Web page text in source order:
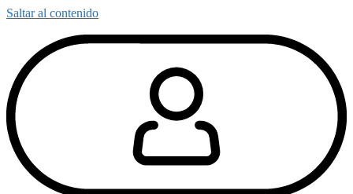
Saltar al contenido